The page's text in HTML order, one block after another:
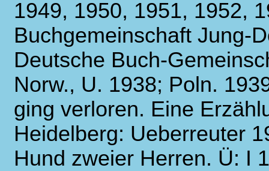
1949, 1950, 1951, 1952,
Buchgemeinschaft Jung-
Deutsche Buch-
Norw., U. 1938; Poln.
ging verloren. Eine
Heidelberg: Ueberreuter
Hund zweier Herren. Ü: I